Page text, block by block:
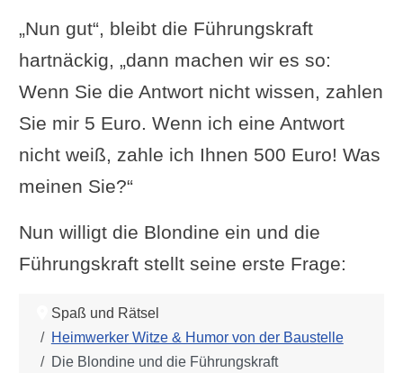
„Nun gut“, bleibt die Führungskraft
hartnäckig, „dann machen wir es so:
Wenn Sie die Antwort nicht wissen, zahlen
Sie mir 5 Euro. Wenn ich eine Antwort
nicht weiß, zahle ich Ihnen 500 Euro! Was
meinen Sie?“
Nun willigt die Blondine ein und die
Führungskraft stellt seine erste Frage:
Spaß und Rätsel
Heimwerker Witze & Humor von der Baustelle
Die Blondine und die Führungskraft